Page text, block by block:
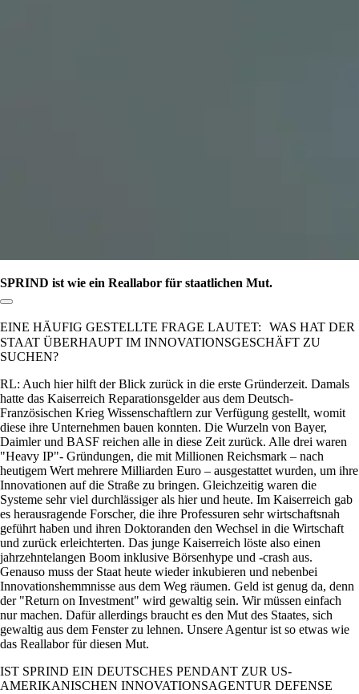
SPRIND ist wie ein Reallabor für staatlichen Mut.
Link zum Abschnitt kopieren:
EINE HÄUFIG GESTELLTE FRAGE LAUTET: WAS HAT DER
STAAT ÜBERHAUPT IM INNOVATIONSGESCHÄFT ZU
SUCHEN?
RL: Auch hier hilft der Blick zurück in die erste Gründerzeit. Damals
hatte das Kaiserreich Reparationsgelder aus dem Deutsch-
Französischen Krieg Wissenschaftlern zur Verfügung gestellt, womit
diese ihre Unternehmen bauen konnten. Die Wurzeln von Bayer,
Daimler und BASF reichen alle in diese Zeit zurück. Alle drei waren
Heavy IP - Gründungen, die mit Millionen Reichsmark – nach
heutigem Wert mehrere Milliarden Euro – ausgestattet wurden, um ihre
Innovationen auf die Straße zu bringen. Gleichzeitig waren die
Systeme sehr viel durchlässiger als hier und heute. Im Kaiserreich gab
es herausragende Forscher, die ihre Professuren sehr wirtschaftsnah
geführt haben und ihren Doktoranden den Wechsel in die Wirtschaft
und zurück erleichterten. Das junge Kaiserreich löste also einen
jahrzehntelangen Boom inklusive Börsenhype und -crash aus.
Genauso muss der Staat heute wieder inkubieren und nebenbei
Innovationshemmnisse aus dem Weg räumen. Geld ist genug da, denn
der Return on Investment
wird gewaltig sein. Wir müssen einfach
nur machen. Dafür allerdings braucht es den Mut des Staates, sich
gewaltig aus dem Fenster zu lehnen. Unsere Agentur ist so etwas wie
das Reallabor für diesen Mut.
IST SPRIND EIN DEUTSCHES PENDANT ZUR US-
AMERIKANISCHEN INNOVATIONSAGENTUR DEFENSE